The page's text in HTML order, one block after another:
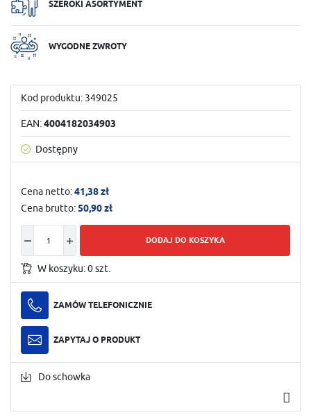
SZEROKI ASORTYMENT
WYGODNE ZWROTY
Kod produktu: 349025
EAN:4004182034903
Dostępny
Cena netto:41,38 zł
Cena brutto:50,90 zł
DODAJ DO KOSZYKA
W koszyku:0szt.
ZAMÓW TELEFONICZNIE
ZAPYTAJ O PRODUKT
Do schowka